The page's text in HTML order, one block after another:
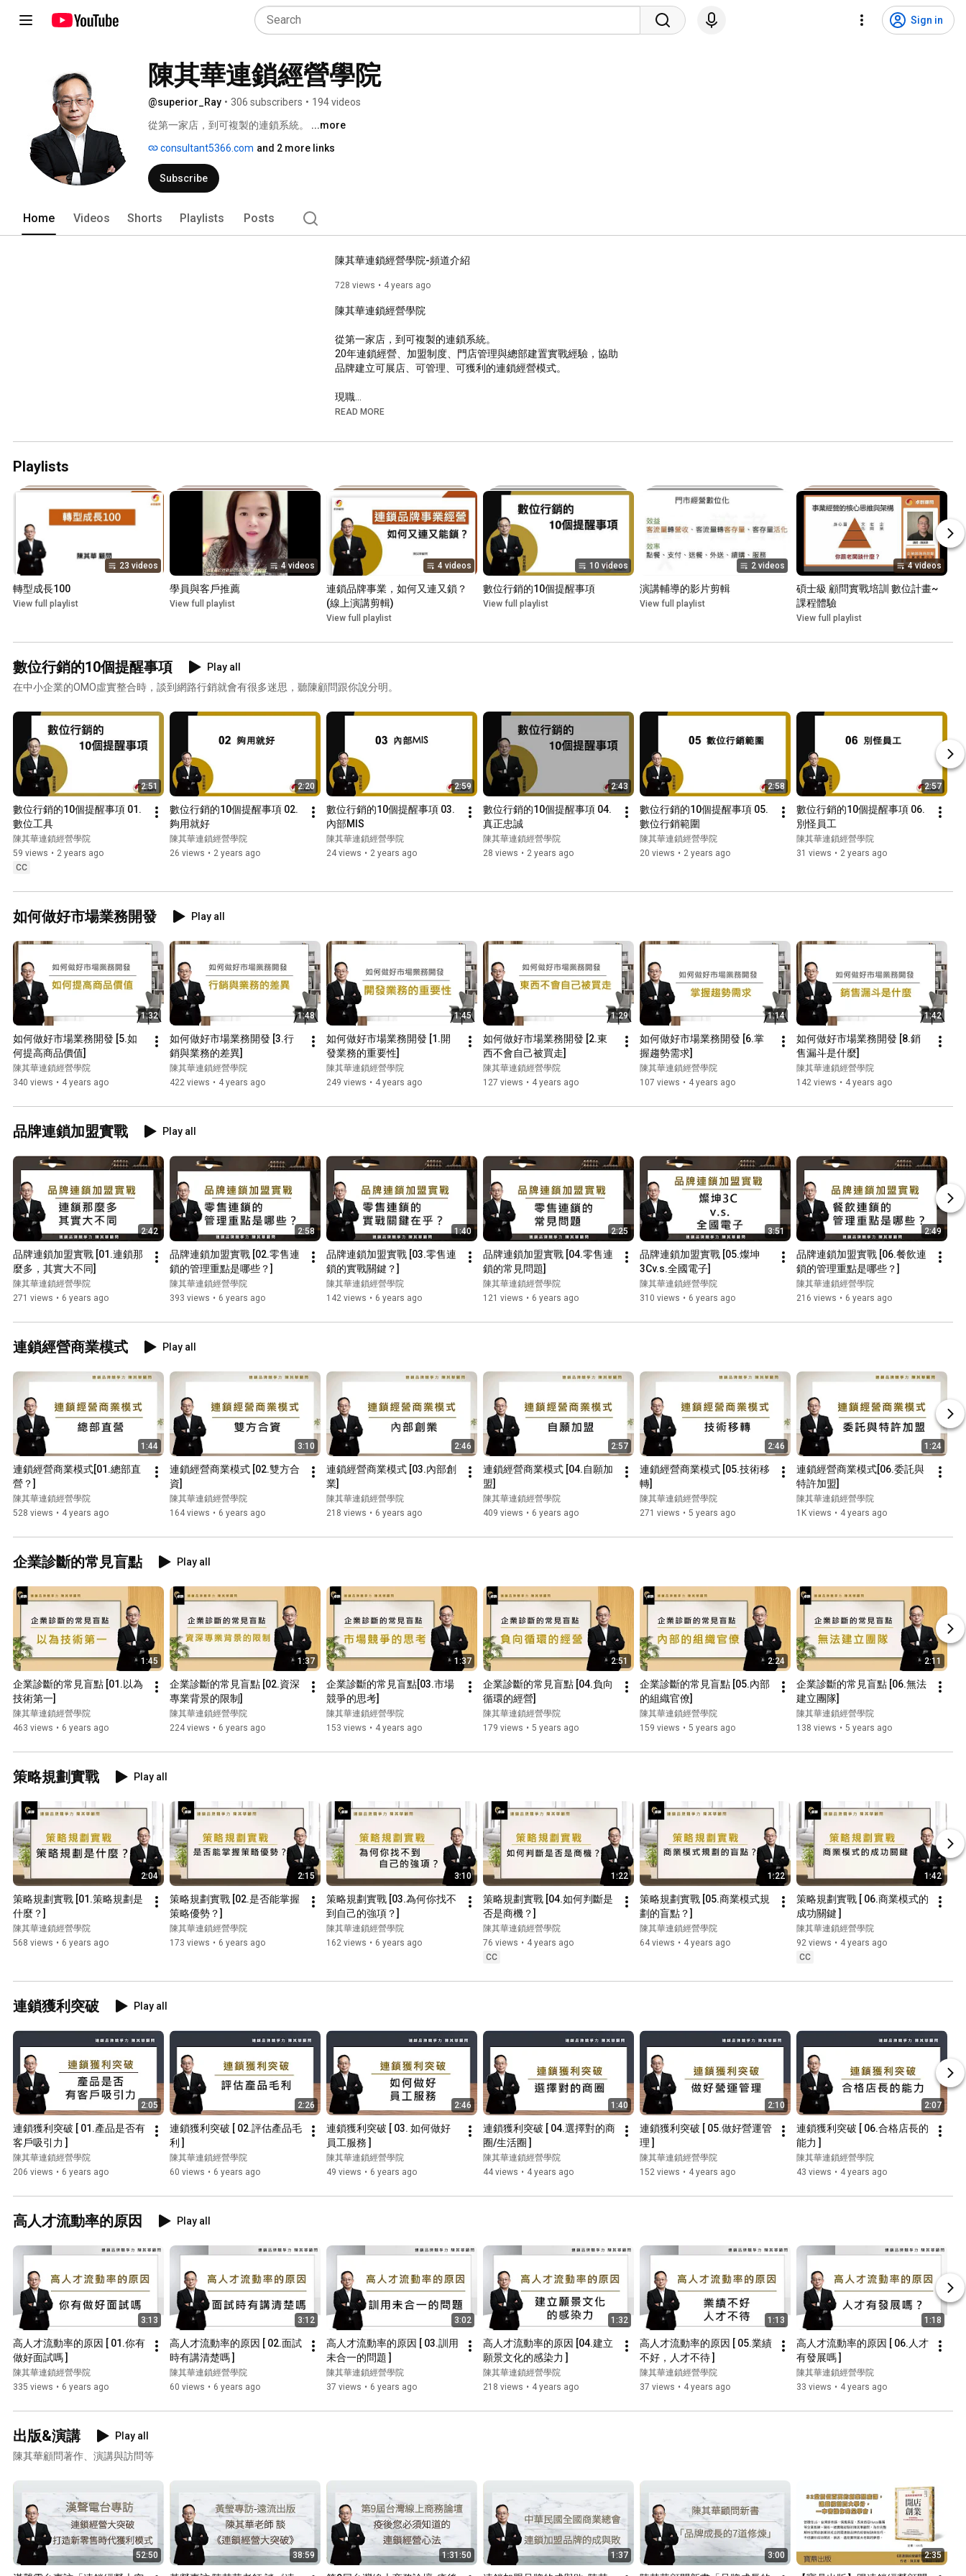
Sign in
陳其華連鎖經營學院
@superior_Ray • 306 subscribers • 194 videos
從第一家店，到可複製的連鎖系統。 ...more
consultant5366.com and 2 more links
Subscribe
Home Videos Shorts Playlists Posts
陳其華連鎖經營學院-頻道介紹
728 views 4 years ago
陳其華連鎖經營學院
從第一家店，到可複製的連鎖系統。
20年連鎖經營、加盟制度、門店管理與總部建置實戰經驗，協助
品牌建立可展店、可管理、可獲利的連鎖經營模式。
現職
•卓群顧問有限公司 總經理
•優良加盟總部認證 顧問與委員
•COSTCO好市多會員誌 、流通快訊雜誌 專欄作家
•台北市企管顧問職業工會 副理事長
•中華民國全國商業總會 品牌創新加速中心 品牌長
•中國生產力中心 流通經營顧問師班 講師
•中華民國企業經營管理顧問協會 秘書長
•數位科技公司 副總、俱樂部門市經理、品牌代理公司 管理部主
管
學歷
•台北大學MBA
•華梵大學工管系
•經濟部中小企業處  經營管理顧問師
•美國NLP學院認證 NLP高階執行師與專業執行師
--------------------------------------------------------------------------------
---------------
陳其華連鎖經營學院
https://www.consultant5366.com/
洽詢顧問診斷：
https://line.me/R/ti/p/%40ocn1788a
追蹤第一手消息：https://lin.ee/94BVue8
--------------------------------------------------------------------------------
---------------
出版著作：
(1.)#跟連鎖經營顧問 #學開店創業 : https://reurl.cc/1YyEQD
適合：想開放加盟但不確定準備好的品牌。
* 現況訪談
* 加盟可行性診斷
* 風險清單
* 90天準備建議
B.加盟總部建置
適合：已有直營店、準備招商。
交付：
* 加盟制度設計
C.多店連鎖營運升級
適合：已有多店但管理失控。
交付：
* 組織分工
* 門店KPI
* 督導制度
* 店長管理
* 營運會議制度
READ MORE
Playlists
23 videos
轉型成長100
View full playlist
4 videos
學員與客戶推薦
View full playlist
4 videos
連鎖品牌事業，如何又連又鎖？
(線上演講剪輯)
View full playlist
10 videos
數位行銷的10個提醒事項
View full playlist
2 videos
演講輔導的影片剪輯
View full playlist
4 videos
碩士級 顧問實戰培訓 數位計畫~
課程體驗
View full playlist
數位行銷的10個提醒事項
Play all
在中小企業的OMO虛實整合時，談到網路行銷就會有很多迷思，聽陳顧問跟你說分明。
2:51
數位行銷的10個提醒事項 01.
數位工具
陳其華連鎖經營學院
59 views • 2 years ago
CC
2:20
數位行銷的10個提醒事項 02.
夠用就好
陳其華連鎖經營學院
26 views • 2 years ago
2:59
數位行銷的10個提醒事項 03.
內部MIS
陳其華連鎖經營學院
24 views • 2 years ago
2:43
數位行銷的10個提醒事項 04.
真正忠誠
陳其華連鎖經營學院
28 views • 2 years ago
2:58
數位行銷的10個提醒事項 05.
數位行銷範圍
陳其華連鎖經營學院
20 views • 2 years ago
2:57
數位行銷的10個提醒事項 06.
別怪員工
陳其華連鎖經營學院
31 views • 2 years ago
如何做好市場業務開發 Play all
1:32
如何做好市場業務開發 [5.如
何提高商品價值]
陳其華連鎖經營學院
340 views • 4 years ago
1:48
如何做好市場業務開發 [3.行
銷與業務的差異]
陳其華連鎖經營學院
422 views • 4 years ago
1:45
如何做好市場業務開發 [1.開
發業務的重要性]
陳其華連鎖經營學院
249 views • 4 years ago
1:29
如何做好市場業務開發 [2.東
西不會自己被買走]
陳其華連鎖經營學院
127 views • 4 years ago
1:14
如何做好市場業務開發 [6.掌
握趨勢需求]
陳其華連鎖經營學院
107 views • 4 years ago
1:42
如何做好市場業務開發 [8.銷
售漏斗是什麼]
陳其華連鎖經營學院
142 views • 4 years ago
品牌連鎖加盟實戰 Play all
2:42
品牌連鎖加盟實戰 [01.連鎖那
麼多，其實大不同]
陳其華連鎖經營學院
271 views • 6 years ago
2:58
品牌連鎖加盟實戰 [02.零售連
鎖的管理重點是哪些？]
陳其華連鎖經營學院
393 views • 6 years ago
1:40
品牌連鎖加盟實戰 [03.零售連
鎖的實戰關鍵？]
陳其華連鎖經營學院
142 views • 6 years ago
2:25
品牌連鎖加盟實戰 [04.零售連
鎖的常見問題]
陳其華連鎖經營學院
121 views • 6 years ago
3:51
品牌連鎖加盟實戰 [05.燦坤
3Cv.s.全國電子]
陳其華連鎖經營學院
310 views • 6 years ago
2:49
品牌連鎖加盟實戰 [06.餐飲連
鎖的管理重點是哪些？]
陳其華連鎖經營學院
216 views • 6 years ago
連鎖經營商業模式 Play all
1:44
連鎖經營商業模式[01.總部直
營？]
陳其華連鎖經營學院
528 views • 4 years ago
3:10
連鎖經營商業模式 [02.雙方合
資]
陳其華連鎖經營學院
164 views • 6 years ago
2:46
連鎖經營商業模式 [03.內部創
業]
陳其華連鎖經營學院
218 views • 6 years ago
2:57
連鎖經營商業模式 [04.自願加
盟]
陳其華連鎖經營學院
409 views • 6 years ago
2:46
連鎖經營商業模式 [05.技術移
轉]
陳其華連鎖經營學院
271 views • 5 years ago
1:24
連鎖經營商業模式[06.委託與
特許加盟]
陳其華連鎖經營學院
1K views • 4 years ago
企業診斷的常見盲點 Play all
1:45
企業診斷的常見盲點 [01.以為
技術第一]
陳其華連鎖經營學院
463 views • 6 years ago
1:37
企業診斷的常見盲點 [02.資深
專業背景的限制]
陳其華連鎖經營學院
224 views • 6 years ago
1:37
企業診斷的常見盲點[03.市場
競爭的思考]
陳其華連鎖經營學院
153 views • 4 years ago
2:51
企業診斷的常見盲點 [04.負向
循環的經營]
陳其華連鎖經營學院
179 views • 5 years ago
2:24
企業診斷的常見盲點 [05.內部
的組織官僚]
陳其華連鎖經營學院
159 views • 5 years ago
2:11
企業診斷的常見盲點 [06.無法
建立團隊]
陳其華連鎖經營學院
138 views • 5 years ago
策略規劃實戰 Play all
2:04
策略規劃實戰 [01.策略規劃是
什麼？]
陳其華連鎖經營學院
568 views • 6 years ago
2:15
策略規劃實戰 [02.是否能掌握
策略優勢？]
陳其華連鎖經營學院
173 views • 6 years ago
3:10
策略規劃實戰 [03.為何你找不
到自己的強項？]
陳其華連鎖經營學院
162 views • 6 years ago
1:22
策略規劃實戰 [04.如何判斷是
否是商機？]
陳其華連鎖經營學院
76 views • 4 years ago
CC
1:22
策略規劃實戰 [05.商業模式規
劃的盲點？]
陳其華連鎖經營學院
64 views • 4 years ago
1:42
策略規劃實戰 [ 06.商業模式的
成功關鍵 ]
陳其華連鎖經營學院
92 views • 4 years ago
CC
連鎖獲利突破 Play all
2:05
連鎖獲利突破 [ 01.產品是否有
客戶吸引力 ]
陳其華連鎖經營學院
206 views • 6 years ago
2:26
連鎖獲利突破 [ 02.評估產品毛
利 ]
陳其華連鎖經營學院
60 views • 6 years ago
2:46
連鎖獲利突破 [ 03. 如何做好
員工服務 ]
陳其華連鎖經營學院
49 views • 6 years ago
1:40
連鎖獲利突破 [ 04.選擇對的商
圈/生活圈 ]
陳其華連鎖經營學院
44 views • 4 years ago
2:10
連鎖獲利突破 [ 05.做好營運管
理 ]
陳其華連鎖經營學院
152 views • 4 years ago
2:07
連鎖獲利突破 [ 06.合格店長的
能力 ]
陳其華連鎖經營學院
43 views • 4 years ago
高人才流動率的原因 Play all
3:13
高人才流動率的原因 [ 01.你有
做好面試嗎 ]
陳其華連鎖經營學院
335 views • 6 years ago
3:12
高人才流動率的原因 [ 02.面試
時有講清楚嗎 ]
陳其華連鎖經營學院
60 views • 6 years ago
3:02
高人才流動率的原因 [ 03.訓用
未合一的問題 ]
陳其華連鎖經營學院
37 views • 6 years ago
1:32
高人才流動率的原因 [04.建立
願景文化的感染力 ]
陳其華連鎖經營學院
218 views • 4 years ago
1:13
高人才流動率的原因 [ 05.業績
不好，人才不待 ]
陳其華連鎖經營學院
37 views • 4 years ago
1:18
高人才流動率的原因 [ 06.人才
有發展嗎 ]
陳其華連鎖經營學院
33 views • 4 years ago
出版&演講
Play all
陳其華顧問著作、演講與訪問等
52:50 38:59 1:31:50 1:37 3:00 2:35